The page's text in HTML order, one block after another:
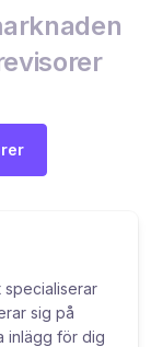
specialiserar
sig på
inlägg för dig